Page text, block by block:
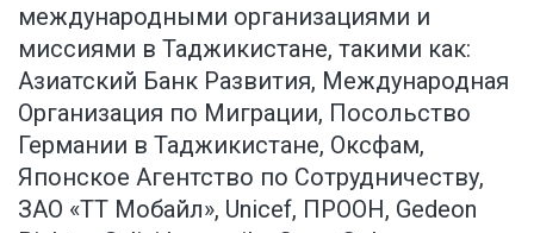
международными организациями и
миссиями в Таджикистане, такими как:
Азиатский Банк Развития, Международная
Организация по Миграции, Посольство
Германии в Таджикистане, Оксфам,
Японское Агентство по Сотрудничеству,
ЗАО «ТТ Мобайл», Unicef, ПРООН, Gedeon